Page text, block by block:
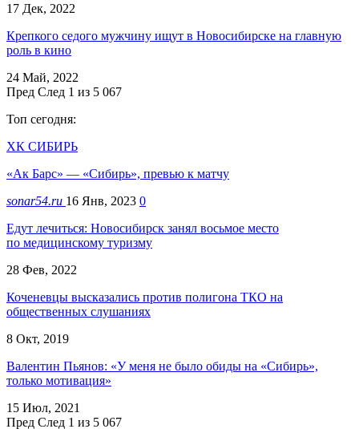
17 Дек, 2022
Крепкого седого мужчину ищут в Новосибирске на главную
роль в кино
24 Май, 2022
Пред След 1 из 5 067
Топ сегодня:
ХК СИБИРЬ
«Ак Барс» — «Сибирь», превью к матчу
sonar54.ru 16 Янв, 2023 0
Едут лечиться: Новосибирск занял восьмое место
по медицинскому туризму
28 Фев, 2022
Коченевцы высказались против полигона ТКО на
общественных слушаниях
8 Окт, 2019
Валентин Пьянов: «У меня не было обиды на «Сибирь»,
только мотивация»
15 Июл, 2021
Пред След 1 из 5 067